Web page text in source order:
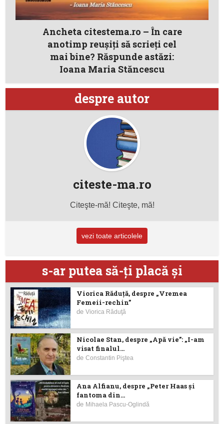
Ancheta citestema.ro – În care
anotimp reuşiţi să scrieţi cel
mai bine? Răspunde astăzi:
Ioana Maria Stăncescu
despre autor
citeste-ma.ro
Citeşte-mă! Citeşte, mă!
vezi toate articolele
s-ar putea să-ţi placă şi
Viorica Răduţă, despre „Vremea
Femeii-rechin”
deViorica Răduţă
Nicolae Stan, despre „Apă vie”: „I-am
visat finalul...
deConstantin Piştea
Ana Alfianu, despre „Peter Haas și
fantoma din...
de Mihaela Pascu-Oglindă